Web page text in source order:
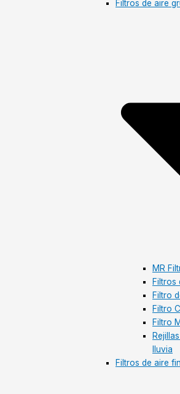
Filtros de aire
MR
Filtros
Filtro
Filtro
Filtro
lluvia
Filtros de aire